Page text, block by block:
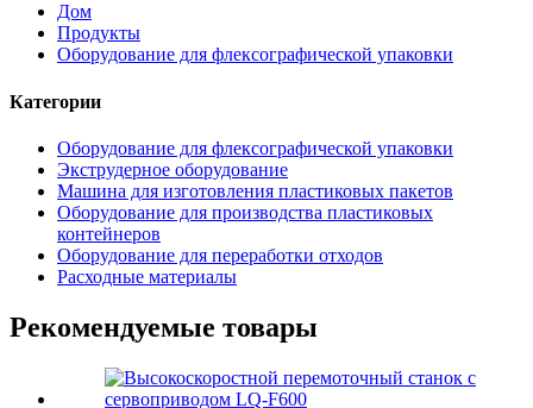
Дом
Продукты
Оборудование для флексографической упаковки
Категории
Оборудование для флексографической упаковки
Экструдерное оборудование
Машина для изготовления пластиковых пакетов
Оборудование для производства пластиковых
контейнеров
Оборудование для переработки отходов
Расходные материалы
Рекомендуемые товары